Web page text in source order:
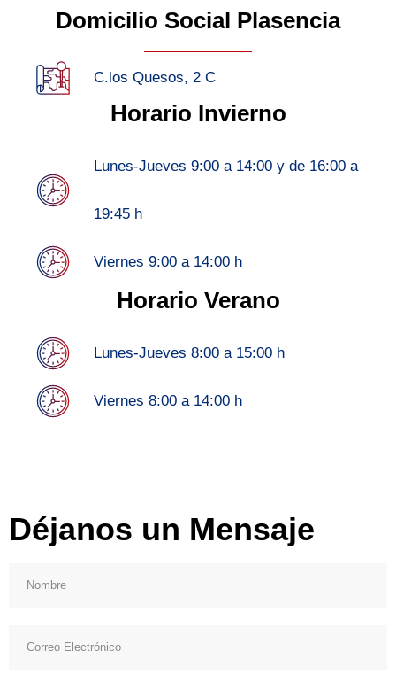
Domicilio Social Plasencia
C.los Quesos, 2 C
Horario Invierno
Lunes-Jueves 9:00 a 14:00 y de 16:00 a
19:45 h
Viernes 9:00 a 14:00 h
Horario Verano
Lunes-Jueves 8:00 a 15:00 h
Viernes 8:00 a 14:00 h
Déjanos un Mensaje